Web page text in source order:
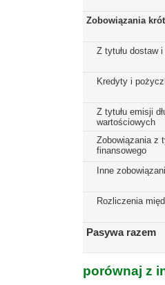
Zobowiązania
Z tytułu dostaw i
Kredyty i
Z tytułu emisji
wartościowych
Zobowiązania z
finansowego
Inne
Rozliczenia
Pasywa razem
porównaj z